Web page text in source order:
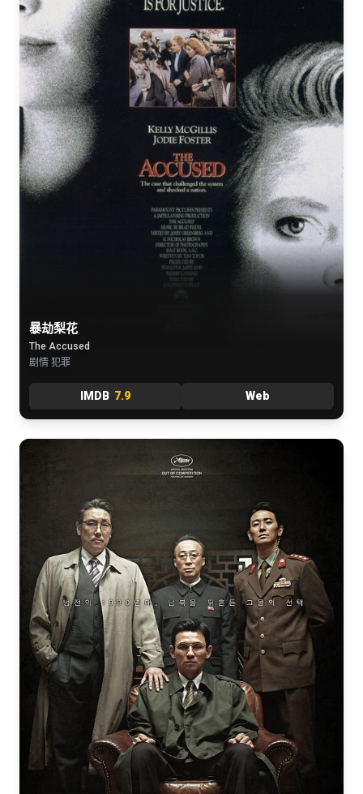
暴劫梨花
The Accused
剧情 犯罪
IMDB 7.9 Web